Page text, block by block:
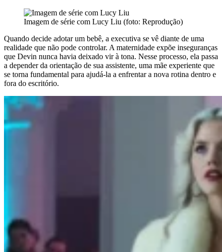
Imagem de série com Lucy Liu (foto: Reprodução)
Quando decide adotar um bebê, a executiva se vê diante de uma
realidade que não pode controlar. A maternidade expõe inseguranças
que Devin nunca havia deixado vir à tona. Nesse processo, ela passa
a depender da orientação de sua assistente, uma mãe experiente que
se torna fundamental para ajudá-la a enfrentar a nova rotina dentro e
fora do escritório.